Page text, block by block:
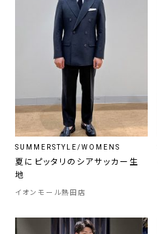
SUMMERSTYLE/WOMENS
夏にピッタリのシアサッカー生
地
イオンモール熱田店